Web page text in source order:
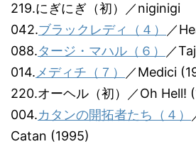
219.にぎにぎ（初）／niginigi
042.ブラックレディ（４）
／
088.タージ・マハル（６）
／
014. メディチ（７）
／Medici
220.オーヘル（初）／Oh Hell!
004.カタンの開拓者たち（４）
Catan (1995)